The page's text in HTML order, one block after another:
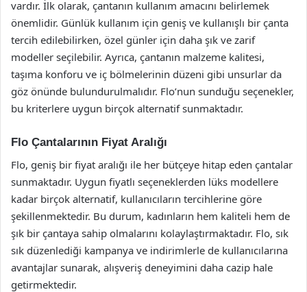
vardır. İlk olarak, çantanın kullanım amacını belirlemek
önemlidir. Günlük kullanım için geniş ve kullanışlı bir çanta
tercih edilebilirken, özel günler için daha şık ve zarif
modeller seçilebilir. Ayrıca, çantanın malzeme kalitesi,
taşıma konforu ve iç bölmelerinin düzeni gibi unsurlar da
göz önünde bulundurulmalıdır. Flo’nun sunduğu seçenekler,
bu kriterlere uygun birçok alternatif sunmaktadır.
Flo Çantalarının Fiyat Aralığı
Flo, geniş bir fiyat aralığı ile her bütçeye hitap eden çantalar
sunmaktadır. Uygun fiyatlı seçeneklerden lüks modellere
kadar birçok alternatif, kullanıcıların tercihlerine göre
şekillenmektedir. Bu durum, kadınların hem kaliteli hem de
şık bir çantaya sahip olmalarını kolaylaştırmaktadır. Flo, sık
sık düzenlediği kampanya ve indirimlerle de kullanıcılarına
avantajlar sunarak, alışveriş deneyimini daha cazip hale
getirmektedir.